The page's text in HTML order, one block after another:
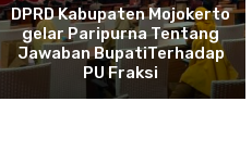
DPRD Kabupaten Mojokerto
gelar Paripurna Tentang
Jawaban BupatiTerhadap
PU Fraksi